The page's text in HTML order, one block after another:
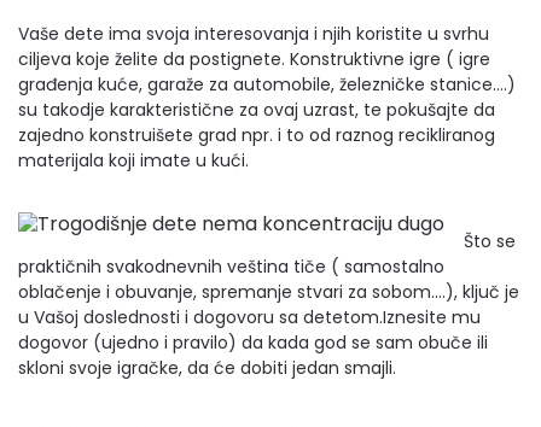
Vaše dete ima svoja interesovanja i njih koristite u svrhu
ciljeva koje želite da postignete. Konstruktivne igre ( igre
građenja kuće, garaže za automobile, železničke stanice….)
su takodje karakteristične za ovaj uzrast, te pokušajte da
zajedno konstruišete grad npr. i to od raznog recikliranog
materijala koji imate u kući.
Što se
praktičnih svakodnevnih veština tiče ( samostalno
oblačenje i obuvanje, spremanje stvari za sobom….), ključ je
u Vašoj doslednosti i dogovoru sa detetom.Iznesite mu
dogovor (ujedno i pravilo) da kada god se sam obuče ili
skloni svoje igračke, da će dobiti jedan smajli.